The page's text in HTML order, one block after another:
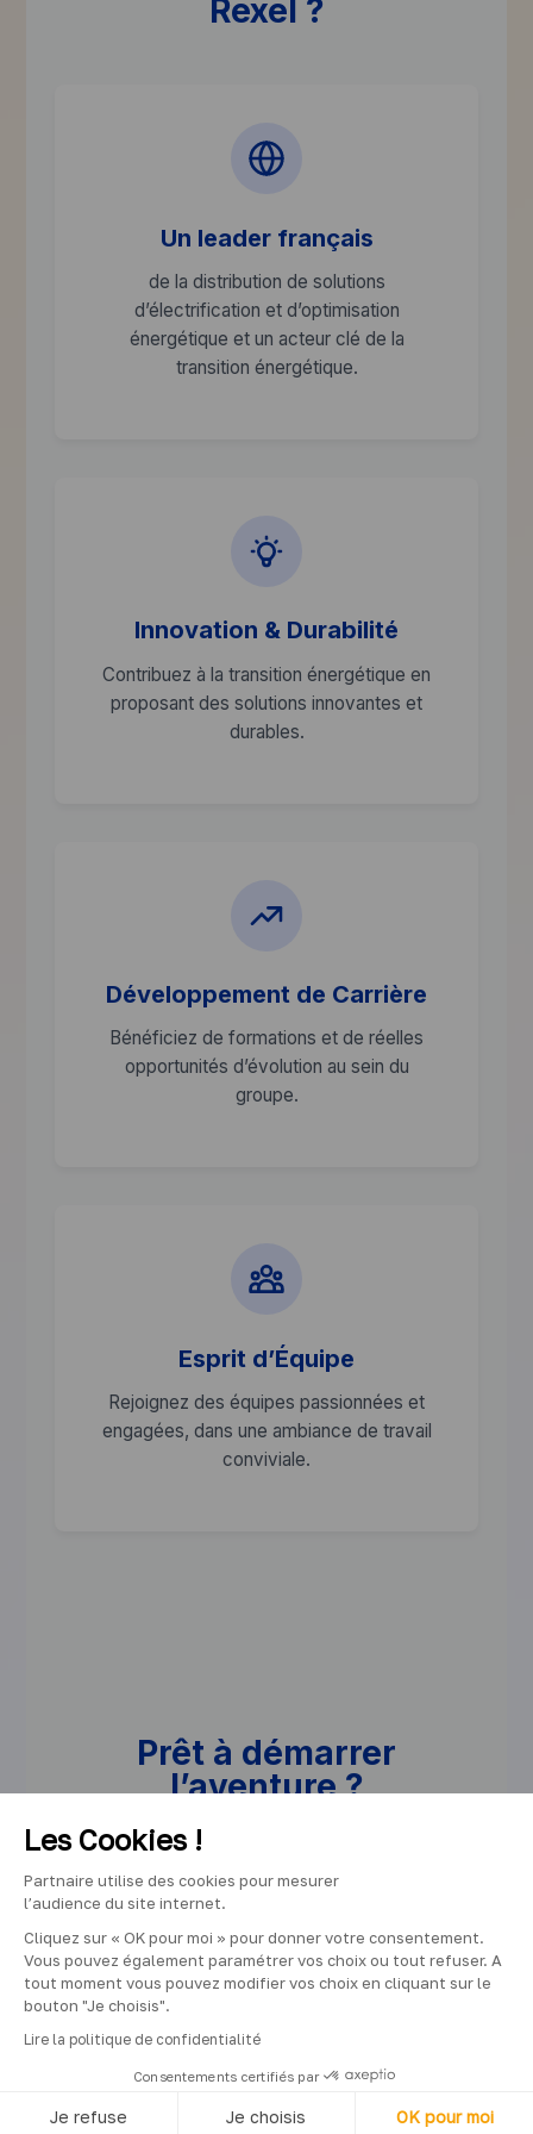
étiqueter les palettes, tout en veillant à la
Rexel ?
Un leader français
de la distribution de solutions
d’électrification et d’optimisation
énergétique et un acteur clé de la
transition énergétique.
Innovation & Durabilité
Contribuez à la transition énergétique en
proposant des solutions innovantes et
durables.
Développement de Carrière
Bénéficiez de formations et de réelles
opportunités d’évolution au sein du
groupe.
Esprit d’Équipe
Rejoignez des équipes passionnées et
engagées, dans une ambiance de travail
conviviale.
Prêt à démarrer
l’aventure ?
Consultez toutes nos offres ou découvrez-en
Voir toutes les offres Partnaire
Découvrir le site Rexel
Les Cookies !
Partnaire utilise des cookies pour mesurer
l’audience du site internet.
Cliquez sur « OK pour moi » pour donner votre consentement.
Vous pouvez également paramétrer vos choix ou tout refuser. A
tout moment vous pouvez modifier vos choix en cliquant sur le
bouton "Je choisis".
Lire la politique de confidentialité
Consentements certifiés par
Je refuse Je choisis OK pour moi